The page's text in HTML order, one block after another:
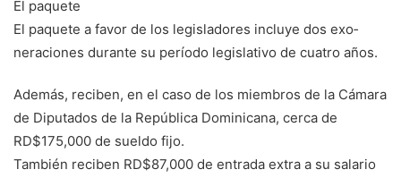
El paquete
El paquete a favor de los le­gisladores incluye dos exo­
neraciones durante su pe­ríodo legislativo de cuatro años.
Además, reciben, en el caso de los miembros de la Cámara
de Diputados de la República Dominicana, cerca de
RD$175,000 de sueldo fijo.
También reciben RD$87,000 de entrada extra a su salario